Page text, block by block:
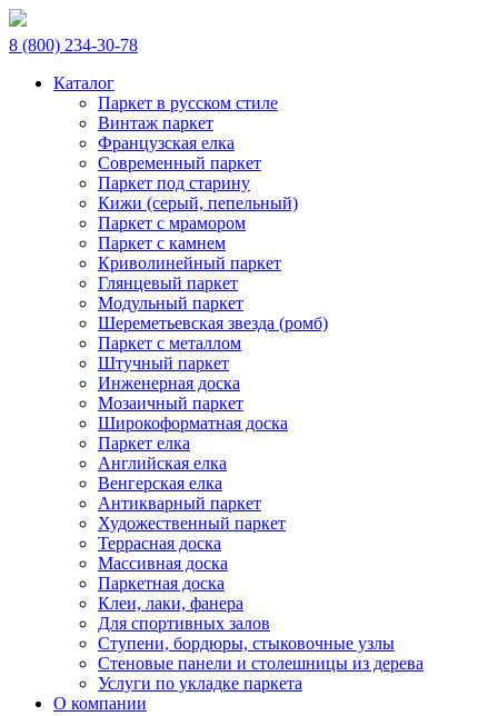
8 (800) 234-30-78
Каталог
Паркет в русском стиле
Винтаж паркет
Французская елка
Современный паркет
Паркет под старину
Кижи (серый, пепельный)
Паркет с мрамором
Паркет с камнем
Криволинейный паркет
Глянцевый паркет
Модульный паркет
Шереметьевская звезда (ромб)
Паркет с металлом
Штучный паркет
Инженерная доска
Мозаичный паркет
Широкоформатная доска
Паркет елка
Английская елка
Венгерская елка
Антикварный паркет
Художественный паркет
Террасная доска
Массивная доска
Паркетная доска
Клеи, лаки, фанера
Для спортивных залов
Ступени, бордюры, стыковочные узлы
Стеновые панели и столешницы из дерева
Услуги по укладке паркета
О компании